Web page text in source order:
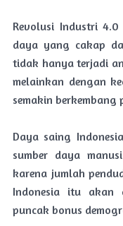
Revolusi Industri 4.0
daya yang cakap
tidak hanya terjadi
melainkan dengan
semakin
Daya saing
sumber daya
karena jumlah
Indonesia itu akan
puncak bonus